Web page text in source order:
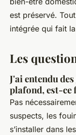
est préservé.
intégrée qui fait
Les
J'ai entendu
plafond, est-ce
Pas
suspects, les
s’installer dans